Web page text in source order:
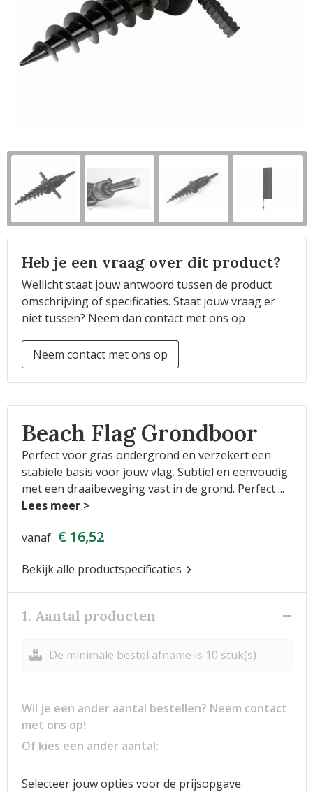
Horeca
Heb je een vraag over dit product?
Wellicht staat jouw antwoord tussen de product
omschrijving of specificaties. Staat jouw vraag er
niet tussen? Neem dan contact met ons op
Neem contact met ons op
Beach Flag Grondboor
Perfect voor gras ondergrond en verzekert een
stabiele basis voor jouw vlag. Subtiel en eenvoudig
met een draaibeweging vast in de grond. Perfect...
vanaf € 16,52
Bekijk alle productspecificaties
1. Aantal producten
De minimale bestel afname is 10 stuk(s)
Wil je een ander aantal bestellen? Neem contact
met ons op!
Of kies een ander aantal:
Selecteer jouw opties voor de prijsopgave.